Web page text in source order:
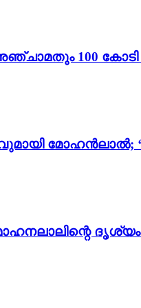
അഞ്ചാമതും 100
മോഹൻലാൽ;